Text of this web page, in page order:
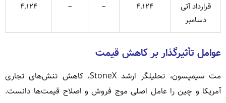
قرارداد آتی
دسامبر
۴٬۱۲۴ –
– ۴٬۱۲۴
عوامل تأثیرگذار بر کاهش قیمت
مت سیمپسون، تحلیلگر ارشد StoneX، کاهش تنش‌های تجاری
آمریکا و چین را عامل اصلی موج فروش و اصلاح قیمت‌ها دانست.